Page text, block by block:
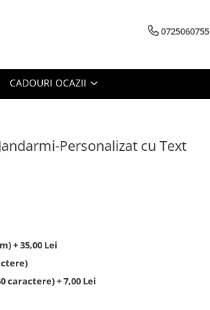
0725060755
CADOURI OCAZII
Personalizat cu Text
+ 35,00 Lei
caractere) + 7,00 Lei